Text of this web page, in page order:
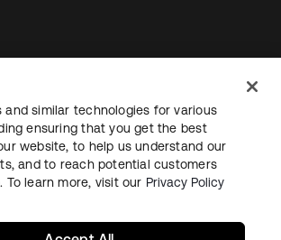
guia
nova guia
Termos do siteSegurança
de cookies
and similar technologies for various
ensuring that you get the best
website, to help us understand our
and to reach potential customers
To learn more, visit our Privacy Policy